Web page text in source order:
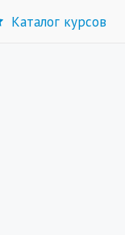
Каталог курсов